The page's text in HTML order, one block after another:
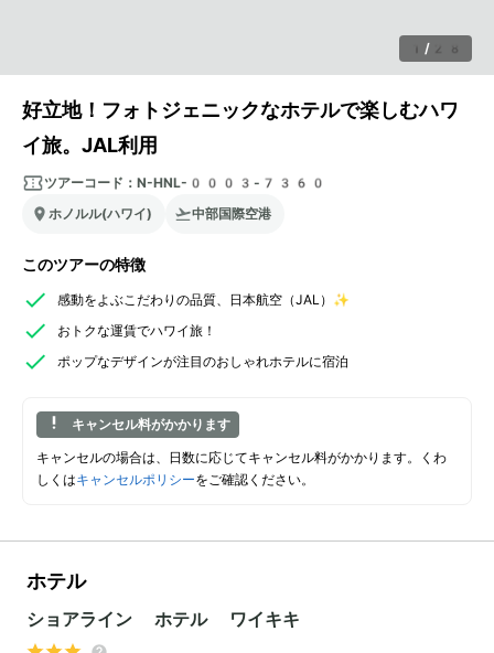
1 / 28
好立地！フォトジェニックなホテルで楽しむハワ
イ旅。JAL利用
ツアーコード： N-HNL-0003-7360
ホノルル(ハワイ)
中部国際空港
このツアーの特徴
感動をよぶこだわりの品質、日本航空（JAL）✨
おトクな運賃でハワイ旅！
ポップなデザインが注目のおしゃれホテルに宿泊
キャンセル料がかかります
キャンセルの場合は、日数に応じてキャンセル料がかかります。くわ
しくはキャンセルポリシーをご確認ください。
ホテル
ショアライン ホテル ワイキキ